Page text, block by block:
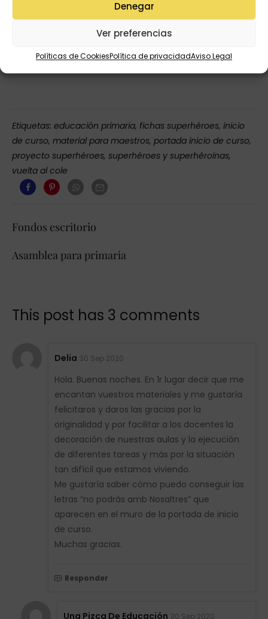
Denegar
Ver preferencias
Políticas de CookiesPolítica de privacidadAviso Legal
Etiquetas: educación primaria, fichas superhéroes, inicio
de curso, material para maestros, portada inicio de curso,
proyecto superhéroes, superhéroes y superhéroinas,
vuelta al cole
Fondos escritorio
Asamblea para primaria
This post has 3 comments
Delia 30 Sep 2020
Hola. Buenas noches. En 1r lugar decir que me
encantan vuestros materiales y me gustaría
felicitaros y daros las gracias por la
originalidad y por facilitar a los docentes la
decoración de nuestras aulas y la ejecución
de diferentes tareas y más por la situación
tan difícil que estamos viviendo.
Me gustaría saber cómo puedo conseguir las
letras “no podràs amb Nosaltres” que
aparecen en el muro de la portada de inicio
de curso.
Muchas gracias.
Responder
Una Pizca De Educación 30 Sep 2020